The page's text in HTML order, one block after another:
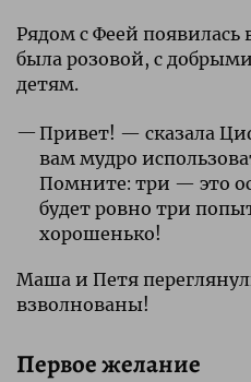
Рядом с Феей появилась
была розовой, с
детям.
Привет! — сказала
вам мудро
Помните: три — это
будет ровно три
хорошенько!
Маша и Петя
взволнованы!
Первое желание